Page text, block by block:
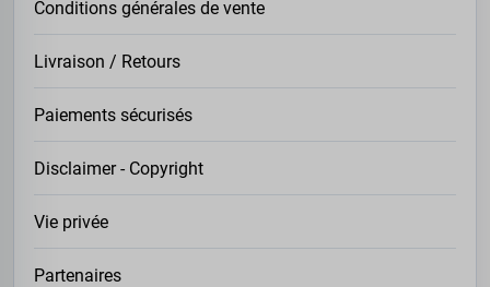
Conditions générales de vente
Livraison / Retours
Paiements sécurisés
Disclaimer - Copyright
Vie privée
Partenaires